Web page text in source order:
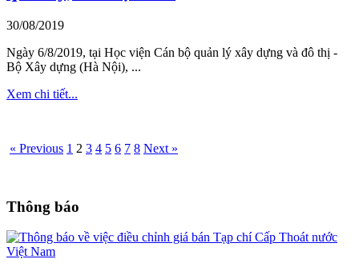
30/08/2019
Ngày 6/8/2019, tại Học viện Cán bộ quản lý xây dựng và đô thị -
Bộ Xây dựng (Hà Nội), ...
Xem chi tiết...
« Previous 1 2 3 4 5 6 7 8 Next »
Thông báo